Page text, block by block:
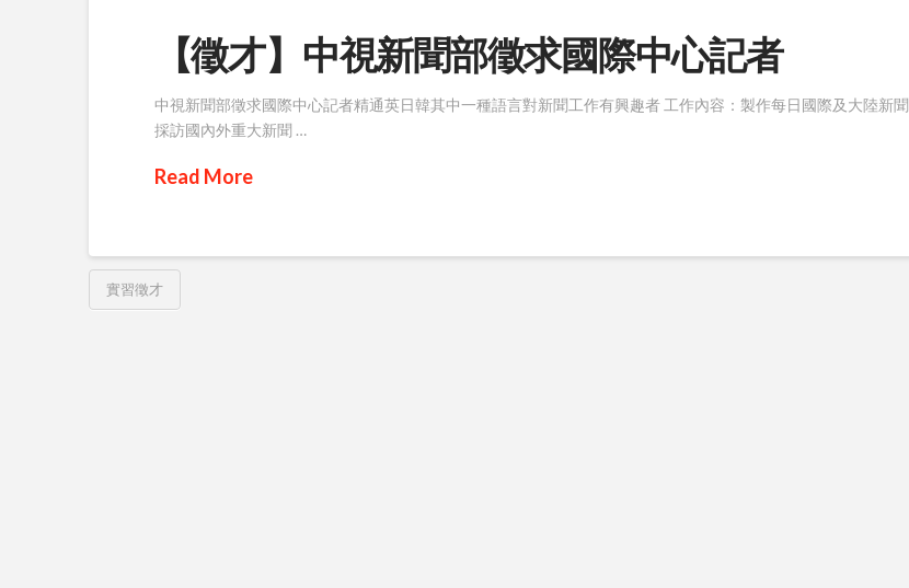
【徵才】中視新聞部徵求國際中心記者
中視新聞部徵求國際中心記者精通英日韓其中一種語言對新聞工作有興趣者 工作內容：製作每日國際及大陸新聞
採訪國內外重大新聞 …
Read More
實習徵才